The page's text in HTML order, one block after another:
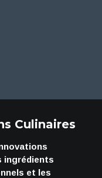
Culinaires
ingrédients
et les